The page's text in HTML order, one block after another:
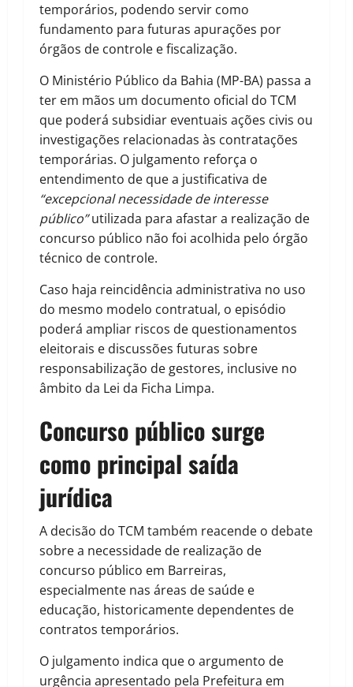
temporários, podendo servir como
fundamento para futuras apurações por
órgãos de controle e fiscalização.
O Ministério Público da Bahia (MP-BA) passa a
ter em mãos um documento oficial do TCM
que poderá subsidiar eventuais ações civis ou
investigações relacionadas às contratações
temporárias. O julgamento reforça o
entendimento de que a justificativa de
“excepcional necessidade de interesse
público”utilizada para afastar a realização de
concurso público não foi acolhida pelo órgão
técnico de controle.
Caso haja reincidência administrativa no uso
do mesmo modelo contratual, o episódio
poderá ampliar riscos de questionamentos
eleitorais e discussões futuras sobre
responsabilização de gestores, inclusive no
âmbito da Lei da Ficha Limpa.
Concurso público surge
como principal saída
jurídica
A decisão do TCM também reacende o debate
sobre a necessidade de realização de
concurso público em Barreiras,
especialmente nas áreas de saúde e
educação, historicamente dependentes de
contratos temporários.
O julgamento indica que o argumento de
urgência apresentado pela Prefeitura em